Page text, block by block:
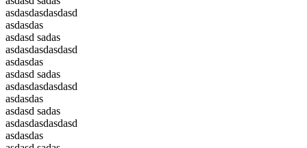
asdasdasdasdasd
asdasdas
asdasd sadas
asdasdasdasdasd
asdasdas
asdasd sadas
asdasdasdasdasd
asdasdas
asdasd sadas
asdasdasdasdasd
asdasdas